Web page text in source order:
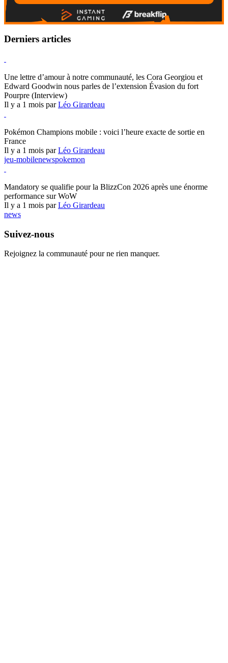
Derniers articles
Une lettre d’amour à notre communauté, les Cora Georgiou et
Edward Goodwin nous parles de l’extension Évasion du fort
Pourpre (Interview)
Il y a 1 mois parLéo Girardeau
Pokémon Champions mobile : voici l’heure exacte de sortie en
France
Il y a 1 mois parLéo Girardeau
jeu-mobilenewspokemon
Mandatory se qualifie pour la BlizzCon 2026 après une énorme
performance sur WoW
Il y a 1 mois parLéo Girardeau
news
Suivez-nous
Rejoignez la communauté pour ne rien manquer.